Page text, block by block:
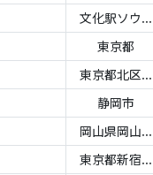
文化駅ソウ...
東京都
東京都北区...
静岡市
岡山県岡山...
東京都新宿...